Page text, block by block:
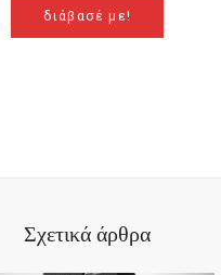
διάβασέ με!
Σχετικά άρθρα